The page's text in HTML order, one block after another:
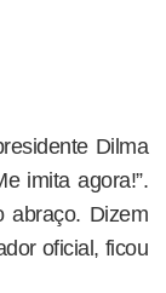
Dilma
imita agora!”.
abraço. Dizem
oficial, ficou